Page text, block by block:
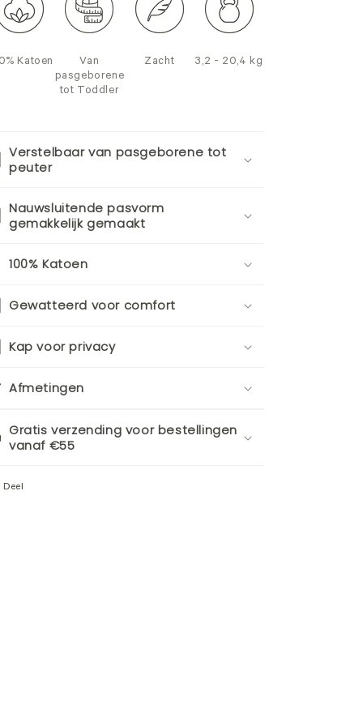
Katoen
Van
pasgeborene
tot Toddler
Zacht 3,2 - 20,4 kg
Verstelbaar van pasgeborene tot
peuter
Nauwsluitende pasvorm
gemakkelijk gemaakt
100% Katoen
Gewatteerd voor comfort
Kap voor privacy
Afmetingen
Gratis verzending voor bestellingen
vanaf €55
Deel